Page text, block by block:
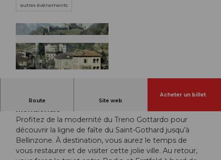
autres événements
Route Site web
Acheter un billet
Modernité et tradition dans une atmosphère
méridionale
Profitez de la modernité du Treno Gottardo pour
découvrir la ligne de faîte du Saint-Gothard jusqu’à
Bellinzone. À destination, vous aurez le temps de
vous restaurer et de visiter cette jolie ville. Au retour,